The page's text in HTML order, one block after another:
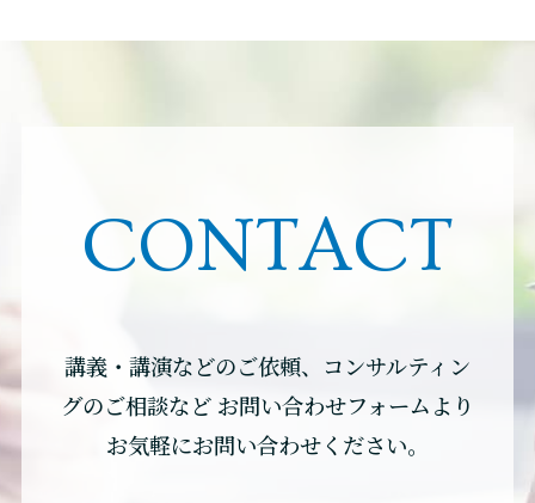
CONTACT
講義・講演などのご依頼、コンサルティン
グのご相談など お問い合わせフォームより
お気軽にお問い合わせください。